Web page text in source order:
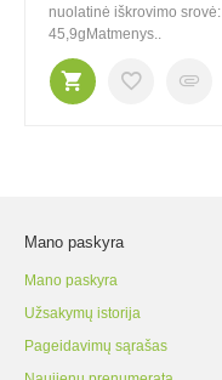
nuolatinė iškrovimo
45,9gMatmenys..
Mano paskyra
Mano paskyra
Užsakymų istorija
Pageidavimų sąrašas